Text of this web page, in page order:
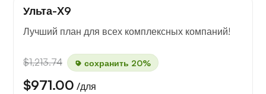
Ульта-X9
Лучший план для всех комплексных компаний!
$1,213.74 сохранить 20%
$971.00 /для